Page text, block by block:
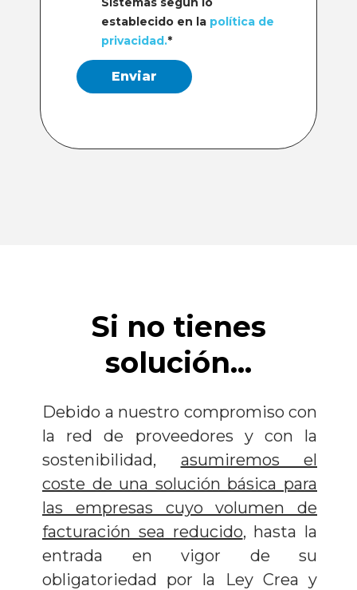
establecido en la política de
privacidad.*
Si no tienes
solución...
Debido a nuestro compromiso con
la red de proveedores y con la
sostenibilidad, asumiremos el
coste de una solución básica para
las empresas cuyo volumen de
facturación sea reducido, hasta la
entrada en vigor de su
obligatoriedad por la Ley Crea y